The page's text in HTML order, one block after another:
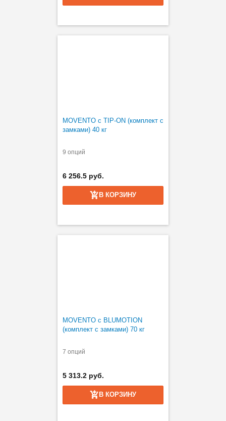
MOVENTO с TIP-ON (комплект с
замками) 40 кг
9 опций
6 256.5 руб.
В КОРЗИНУ
MOVENTO с BLUMOTION
(комплект с замками) 70 кг
7 опций
5 313.2 руб.
В КОРЗИНУ